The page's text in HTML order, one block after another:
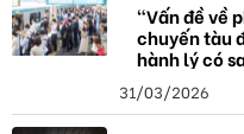
"Vấn đề về
chuyến tàu
hành lý có
31/03/2026